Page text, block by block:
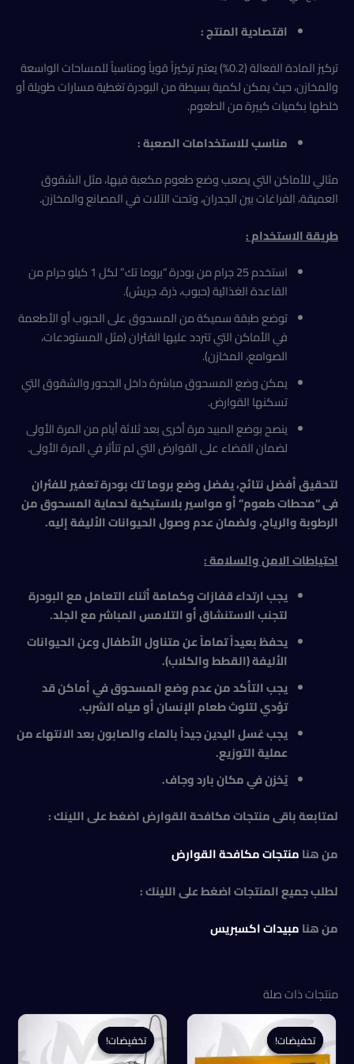
اقتصادية المنتج :
تركيز المادة الفعالة (0.2%) يعتبر تركيزاً قوياً ومناسباً للمساحات الواسعة
والمخازن، حيث يمكن لكمية بسيطة من البودرة تغطية مسارات طويلة أو
خلطها بكميات كبيرة من الطعوم.
مناسب للاستخدامات الصعبة :
مثالي للأماكن التي يصعب وضع طعوم مكعبة فيها، مثل الشقوق
العميقة، الفراغات بين الجدران، وتحت الآلات في المصانع والمخازن.
طريقة الاستخدام :
استخدم 25 جرام من بودرة “بروما تك” لكل 1 كيلو جرام من
القاعدة الغذائية (حبوب، ذرة، جريش).
توضع طبقة سميكة من المسحوق على الحبوب أو الأطعمة
في الأماكن التي تتردد عليها الفئران (مثل المستودعات،
الصوامع، المخازن).
يمكن وضع المسحوق مباشرة داخل الجحور والشقوق التي
تسكنها القوارض.
ينصح بوضع المبيد مرة أخرى بعد ثلاثة أيام من المرة الأولى
لضمان القضاء على القوارض التي لم تتأثر في المرة الأولى.
لتحقيق أفضل نتائج، يفضل وضع بروما تك بودرة تعفير للفئران
فى“محطات طعوم” أو مواسير بلاستيكية لحماية المسحوق من
الرطوبة والرياح، ولضمان عدم وصول الحيوانات الأليفة إليه.
احتياطات الامن والسلامة :
يجب ارتداء قفازات وكمامة أثناء التعامل مع البودرة
لتجنب الاستنشاق أو التلامس المباشر مع الجلد.
يحفظ بعيداً تماماً عن متناول الأطفال وعن الحيوانات
الأليفة (القطط والكلاب).
يجب التأكد من عدم وضع المسحوق في أماكن قد
تؤدي لتلوث طعام الإنسان أو مياه الشرب.
يجب غسل اليدين جيداً بالماء والصابون بعد الانتهاء من
عملية التوزيع.
يُخزن في مكان بارد وجاف.
لمتابعة باقى منتجات مكافحة القوارض اضغط على اللينك :
من هنامنتجات مكافحة القوارض
لطلب جميع المنتجات اضغط على اللينك :
من هنامبيدات اكسبريس
منتجات ذات صلة
تخفيضات!
تخفيضات! تخفيضات!
تخفيضات!